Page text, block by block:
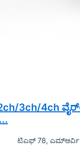
3ch/4ch
ಟಿಎಫ್ 78, ಎಮ್ಆರ್ವಿ